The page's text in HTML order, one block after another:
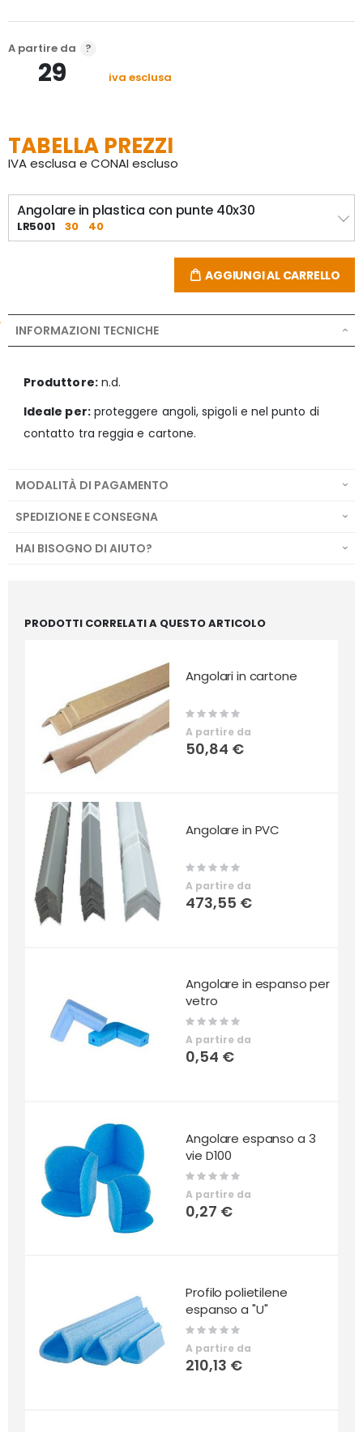
A partire da
29 iva esclusa
TABELLA PREZZI
IVA esclusa e CONAI escluso
Angolare in plastica con punte 40x30
LR5001 30 40
AGGIUNGI AL CARRELLO
INFORMAZIONI TECNICHE
Produttore:n.d.
Ideale per:proteggere angoli, spigoli e nel punto di
contatto tra reggia e cartone.
MODALITÀ DI PAGAMENTO
SPEDIZIONE E CONSEGNA
HAI BISOGNO DI AIUTO?
PRODOTTI CORRELATI A QUESTO ARTICOLO
Angolari in cartone
Rating:
0%
A partire da
50,84 €
Angolare in PVC
Rating:
0%
A partire da
473,55 €
Angolare in espanso per
vetro
Rating:
A partire da
0,54 €
Angolare espanso a 3
vie D100
Rating:
0%
A partire da
0,27 €
Profilo polietilene
espanso a "U"
Rating:
0%
A partire da
210,13 €